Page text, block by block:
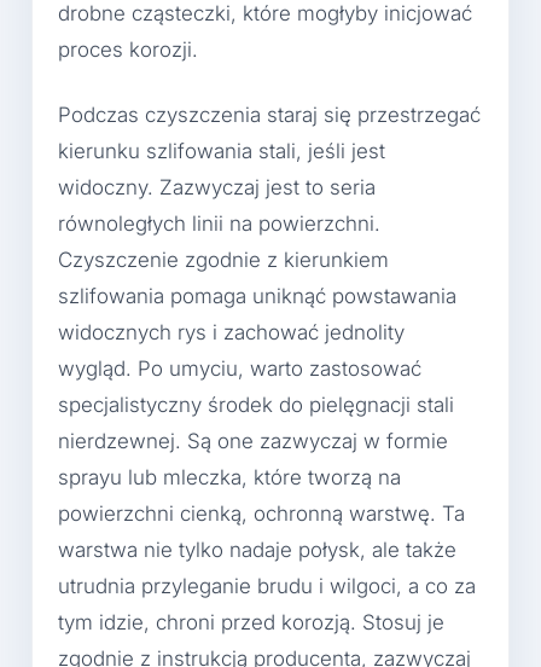
drobne cząsteczki, które mogłyby inicjować
proces korozji.
Podczas czyszczenia staraj się przestrzegać
kierunku szlifowania stali, jeśli jest
widoczny. Zazwyczaj jest to seria
równoległych linii na powierzchni.
Czyszczenie zgodnie z kierunkiem
szlifowania pomaga uniknąć powstawania
widocznych rys i zachować jednolity
wygląd. Po umyciu, warto zastosować
specjalistyczny środek do pielęgnacji stali
nierdzewnej. Są one zazwyczaj w formie
sprayu lub mleczka, które tworzą na
powierzchni cienką, ochronną warstwę. Ta
warstwa nie tylko nadaje połysk, ale także
utrudnia przyleganie brudu i wilgoci, a co za
tym idzie, chroni przed korozją. Stosuj je
zgodnie z instrukcją producenta, zazwyczaj